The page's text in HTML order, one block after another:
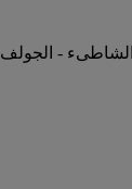
الشاطىء - الجولف